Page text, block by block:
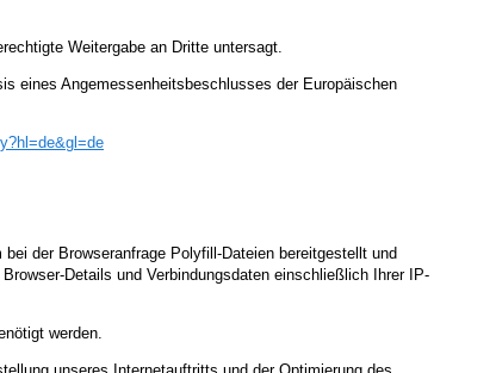
Weitergabe an Dritte untersagt.
eines Angemessenheitsbeschlusses der Europäischen
?hl=de&gl=de
der Browseranfrage Polyfill-Dateien bereitgestellt und
Details und Verbindungsdaten einschließlich Ihrer IP-
werden.